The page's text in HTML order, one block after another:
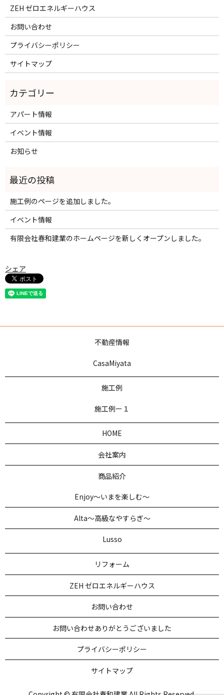
ZEH ゼロエネルギーハウス
お問い合わせ
プライバシーポリシー
サイトマップ
アパート情報
イベント情報
お知らせ
施工例のページを追加しました。
イベント情報
有限会社春和建業のホームページを新しくオープンしました。
シェア
不動産情報
CasaMiyata
施工例
施工例ー１
HOME
会社案内
商品紹介
Enjoy～いまを楽しむ～
Alta～高級なやすらぎ～
Lusso
リフォーム
ZEH ゼロエネルギーハウス
お問い合わせ
お問い合わせありがとうございました
プライバシーポリシー
サイトマップ